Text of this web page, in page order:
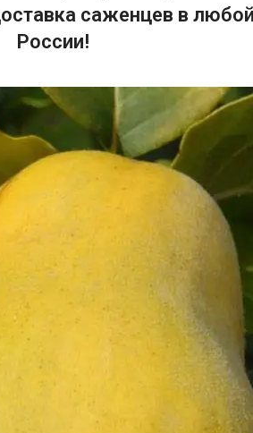
саженцев в
России!